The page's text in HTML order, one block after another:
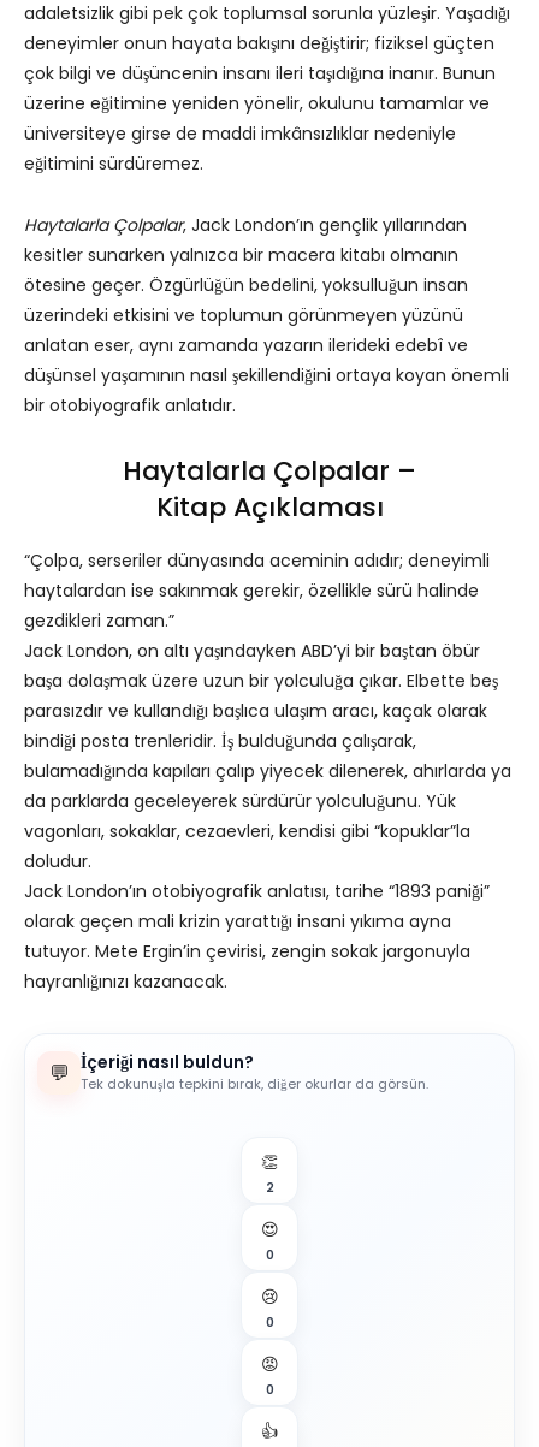
adaletsizlik gibi pek çok toplumsal sorunla yüzleşir. Yaşadığı
deneyimler onun hayata bakışını değiştirir; fiziksel güçten
çok bilgi ve düşüncenin insanı ileri taşıdığına inanır. Bunun
üzerine eğitimine yeniden yönelir, okulunu tamamlar ve
üniversiteye girse de maddi imkânsızlıklar nedeniyle
eğitimini sürdüremez.
Haytalarla Çolpalar, Jack London’ın gençlik yıllarından
kesitler sunarken yalnızca bir macera kitabı olmanın
ötesine geçer. Özgürlüğün bedelini, yoksulluğun insan
üzerindeki etkisini ve toplumun görünmeyen yüzünü
anlatan eser, aynı zamanda yazarın ilerideki edebî ve
düşünsel yaşamının nasıl şekillendiğini ortaya koyan önemli
bir otobiyografik anlatıdır.
Haytalarla Çolpalar –
Kitap Açıklaması
“Çolpa, serseriler dünyasında aceminin adıdır; deneyimli
haytalardan ise sakınmak gerekir, özellikle sürü halinde
gezdikleri zaman.”
Jack London, on altı yaşındayken ABD’yi bir baştan öbür
başa dolaşmak üzere uzun bir yolculuğa çıkar. Elbette beş
parasızdır ve kullandığı başlıca ulaşım aracı, kaçak olarak
bindiği posta trenleridir. İş bulduğunda çalışarak,
bulamadığında kapıları çalıp yiyecek dilenerek, ahırlarda ya
da parklarda geceleyerek sürdürür yolculuğunu. Yük
vagonları, sokaklar, cezaevleri, kendisi gibi “kopuklar”la
doludur.
Jack London’ın otobiyografik anlatısı, tarihe “1893 paniği”
olarak geçen mali krizin yarattığı insani yıkıma ayna
tutuyor. Mete Ergin’in çevirisi, zengin sokak jargonuyla
hayranlığınızı kazanacak.
💬 İçeriği nasıl buldun?
Tek dokunuşla tepkini bırak, diğer okurlar da görsün.
👏
2
😍
0
😢
0
😡
0
👍